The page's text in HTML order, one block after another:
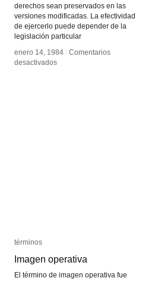
derechos sean preservados en las
versiones modificadas. La efectividad
de ejercerlo puede depender de la
legislación particular
enero 14, 1984 / Comentarios
desactivadosen
enero 14, 1984 / Comentarios
desactivadosen
términos
Imagen operativa
El término de imagen operativa fue
términos
Imagen operativa